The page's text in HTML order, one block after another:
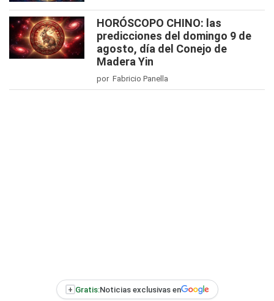
HORÓSCOPO CHINO: las
predicciones del domingo 9 de
agosto, día del Conejo de
Madera Yin
por Fabricio Panella
+ Gratis:Noticias exclusivas en